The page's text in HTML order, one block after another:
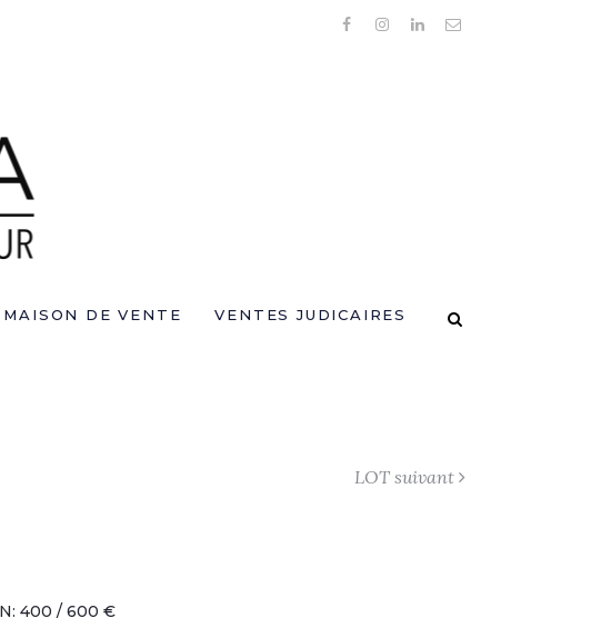
MAISON DE VENTE VENTES JUDICAIRES
LOT suivant
400 / 600 €